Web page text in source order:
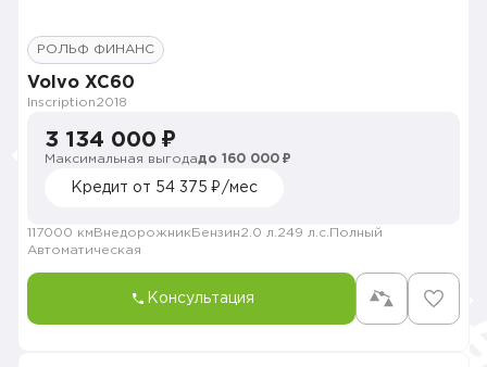
РОЛЬФ ФИНАНС
Volvo XC60
Inscription2018
3 134 000 ₽
Максимальная выгодадо 160 000 ₽
Кредит от 54 375 ₽/мес
117000 км Внедорожник Бензин2.0 л. 249 л.с. Полный
Автоматическая
Консультация